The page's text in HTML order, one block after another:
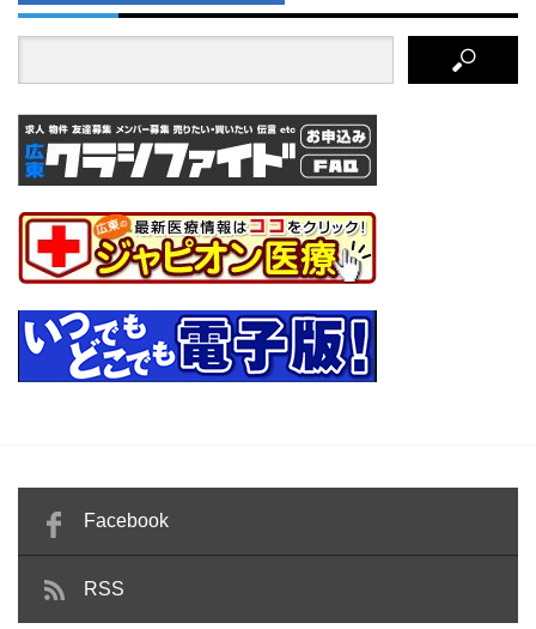
Facebook
RSS